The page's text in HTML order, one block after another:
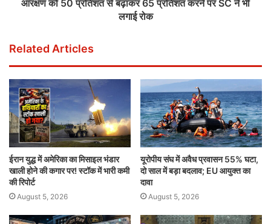
आरक्षण को 50 प्रतिशत से बढ़ाकर 65 प्रतिशत करने पर SC ने भी
लगाई रोक
Related Articles
ईरान युद्ध में अमेरिका का मिसाइल भंडार
खाली होने की कगार पर! स्टॉक में भारी कमी
की रिपोर्ट
August 5, 2026
यूरोपीय संघ में अवैध प्रवासन 55% घटा,
दो साल में बड़ा बदलाव; EU आयुक्त का
दावा
August 5, 2026